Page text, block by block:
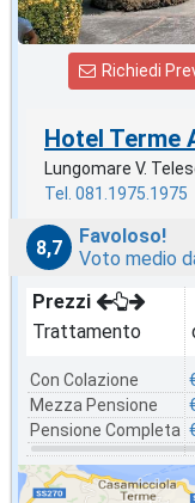
Richiedi
Hotel Terme
Lungomare V.
Tel. 081.1975.1975
8,7
Favoloso!
Voto medio
Prezzi
Trattamento
Con Colazione
Mezza Pensione
Pensione Completa